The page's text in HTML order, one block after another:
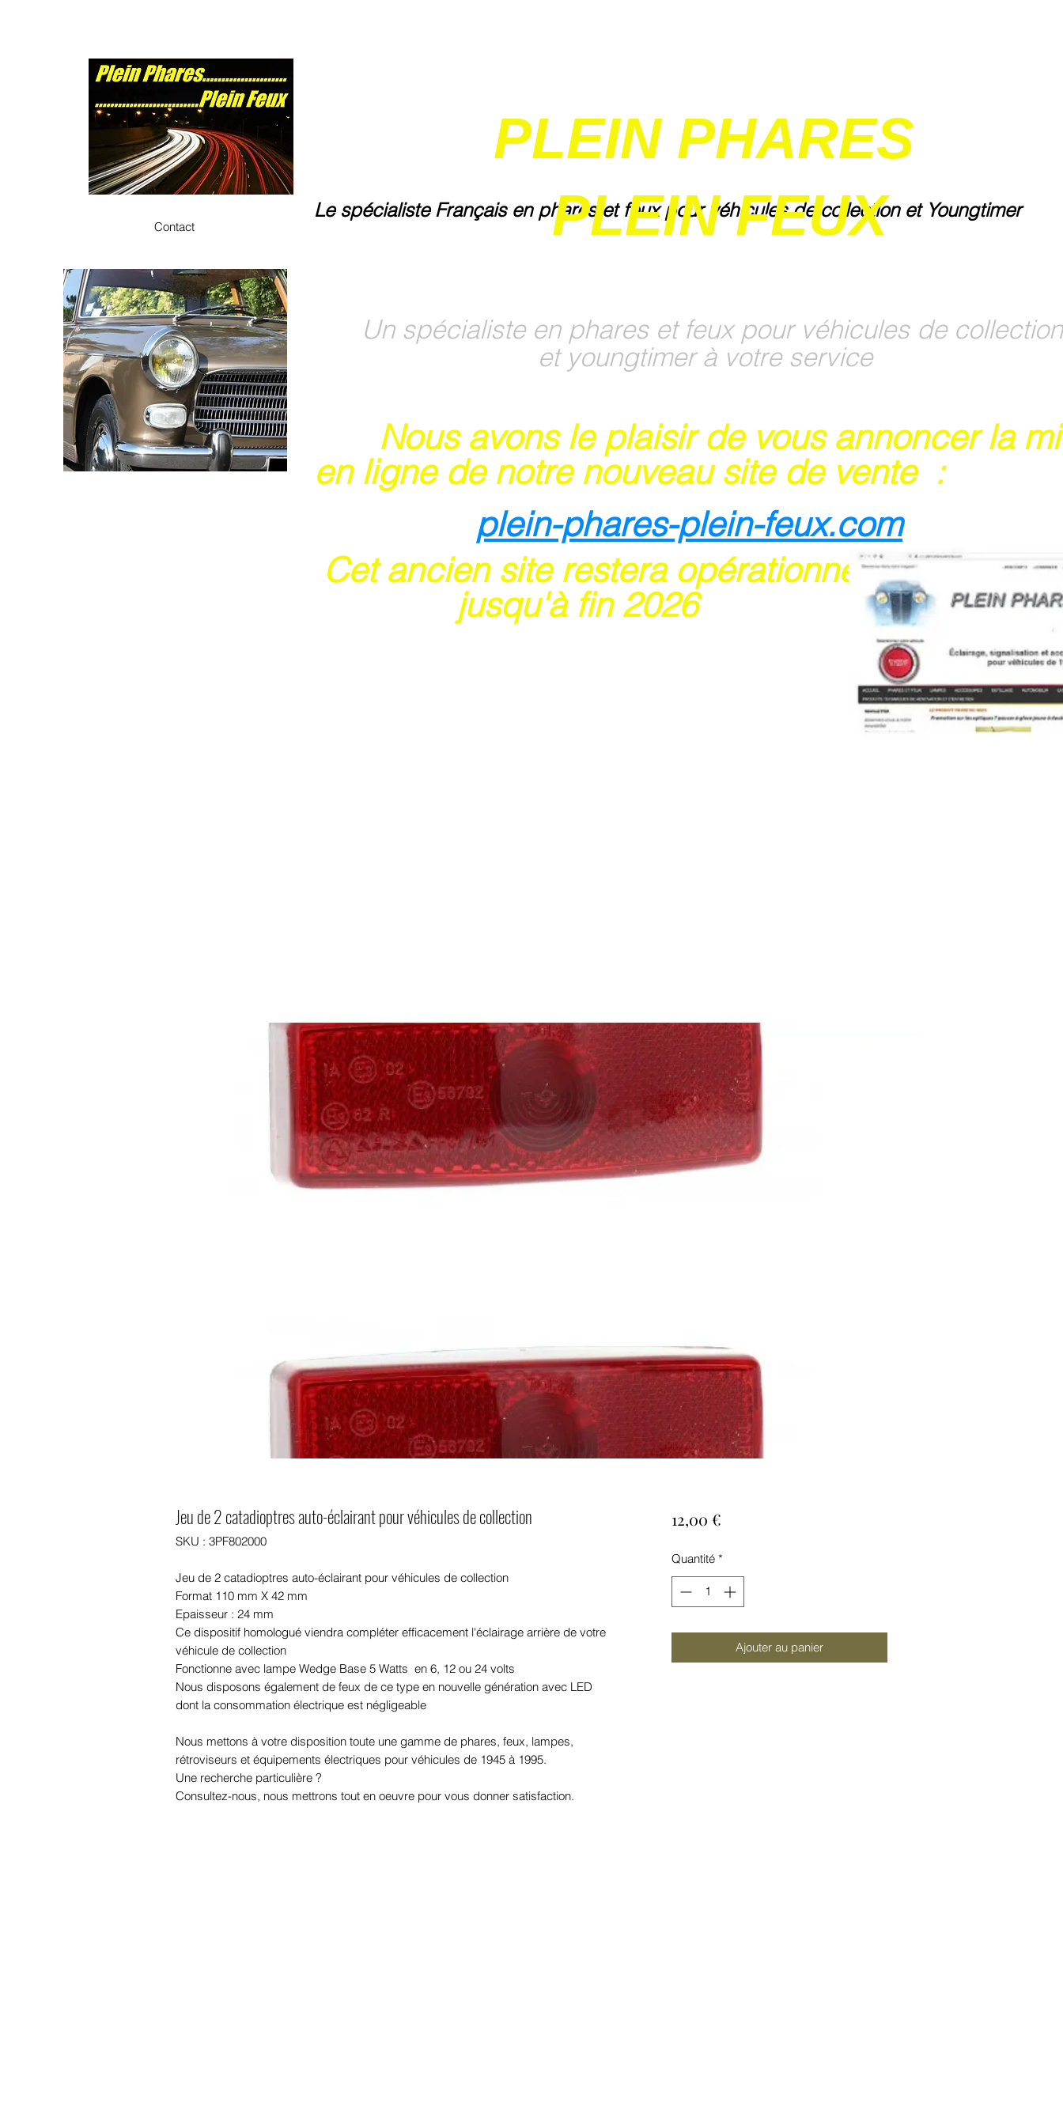
Contact
Le spécialiste Français en phares et feux pour véhicules de collection et Youngtimer
Un spécialiste en phares et feux pour véhicules de collection
et youngtimer à votre service
Nous avons le plaisir de vous annoncer la
en ligne de notre nouveau site de vente :
plein-phares-plein-feux.com
Cet ancien site restera opérationnel
jusqu'à fin 2026
PLEIN PHARES
PLEIN FEUX
Jeu de 2 catadioptres auto-éclairant pour véhicules de collection
SKU : 3PF802000
Jeu de 2 catadioptres auto-éclairant pour véhicules de collection
Format 110 mm X 42 mm
Epaisseur : 24 mm
Ce dispositif homologué viendra compléter efficacement l'éclairage arrière de votre
véhicule de collection
Fonctionne avec lampe Wedge Base 5 Watts en 6, 12 ou 24 volts
Nous disposons également de feux de ce type en nouvelle génération avec LED
dont la consommation électrique est négligeable
Nous mettons à votre disposition toute une gamme de phares, feux, lampes,
rétroviseurs et équipements électriques pour véhicules de 1945 à 1995.
Une recherche particulière ?
Consultez-nous, nous mettrons tout en oeuvre pour vous donner satisfaction.
12,00 €Prix
Quantité *
Ajouter au panier